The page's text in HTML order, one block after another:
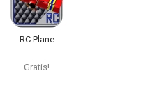
voor gebruikers met leeftijden
Informatie voor Rc Plane 2is
RC Plane
Gratis!